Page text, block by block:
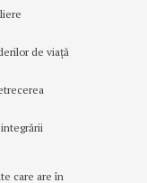
de viață
care are în